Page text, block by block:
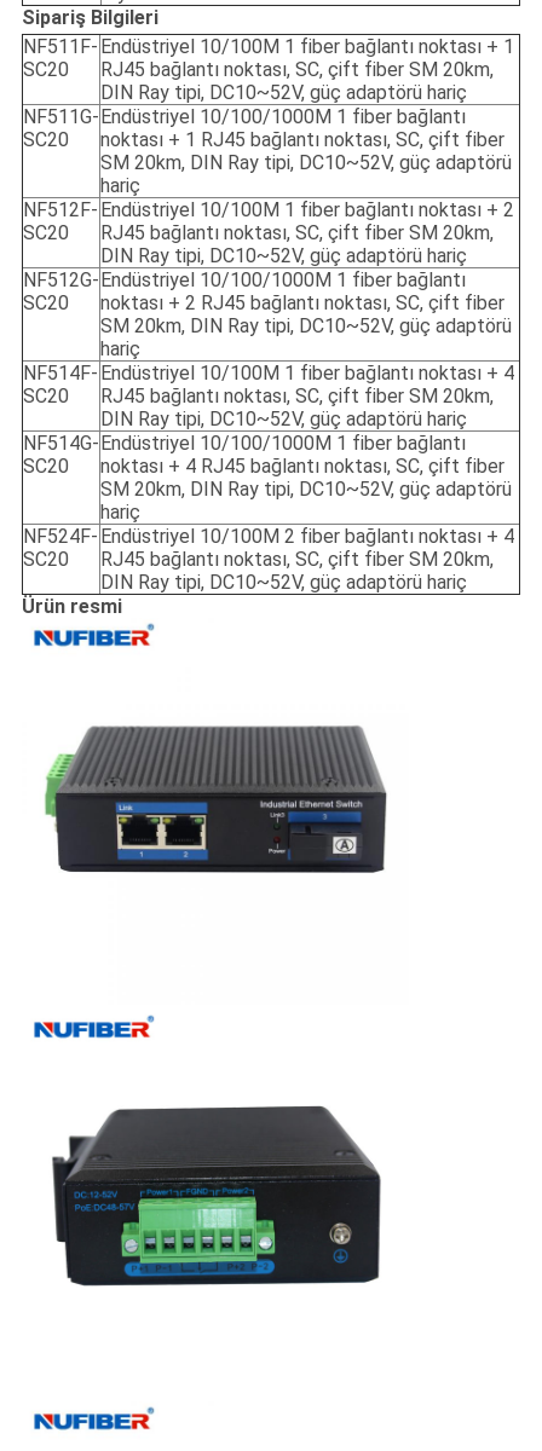
Sipariş Bilgileri
NF511F-
SC20
Endüstriyel 10/100M 1 fiber bağlantı noktası + 1
RJ45 bağlantı noktası, SC, çift fiber SM 20km,
DIN Ray tipi, DC10~52V, güç adaptörü hariç
NF511G-
SC20
Endüstriyel 10/100/1000M 1 fiber bağlantı
noktası + 1 RJ45 bağlantı noktası, SC, çift fiber
SM 20km, DIN Ray tipi, DC10~52V, güç adaptörü
hariç
NF512F-
SC20
Endüstriyel 10/100M 1 fiber bağlantı noktası + 2
RJ45 bağlantı noktası, SC, çift fiber SM 20km,
DIN Ray tipi, DC10~52V, güç adaptörü hariç
NF512G-
SC20
Endüstriyel 10/100/1000M 1 fiber bağlantı
noktası + 2 RJ45 bağlantı noktası, SC, çift fiber
SM 20km, DIN Ray tipi, DC10~52V, güç adaptörü
hariç
NF514F-
SC20
Endüstriyel 10/100M 1 fiber bağlantı noktası + 4
RJ45 bağlantı noktası, SC, çift fiber SM 20km,
DIN Ray tipi, DC10~52V, güç adaptörü hariç
NF514G-
SC20
Endüstriyel 10/100/1000M 1 fiber bağlantı
noktası + 4 RJ45 bağlantı noktası, SC, çift fiber
SM 20km, DIN Ray tipi, DC10~52V, güç adaptörü
hariç
NF524F-
SC20
Endüstriyel 10/100M 2 fiber bağlantı noktası + 4
RJ45 bağlantı noktası, SC, çift fiber SM 20km,
DIN Ray tipi, DC10~52V, güç adaptörü hariç
Ürün resmi